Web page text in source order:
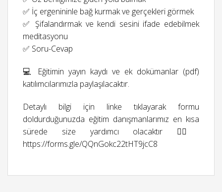
✅ İç ergenininle bağ kurmak ve gerçekleri görmek
✅ Şifalandırmak ve kendi sesini ifade edebilmek
meditasyonu
✅ Soru-Cevap
💻 Eğitimin yayın kaydı ve ek dokümanlar (pdf)
katılımcılarımızla paylaşılacaktır.
Detaylı bilgi için linke tıklayarak formu
doldurduğunuzda eğitim danışmanlarımız en kısa
sürede size yardımcı olacaktır 👉🏻
https://forms.gle/QQnGokc22tHT9jcC8